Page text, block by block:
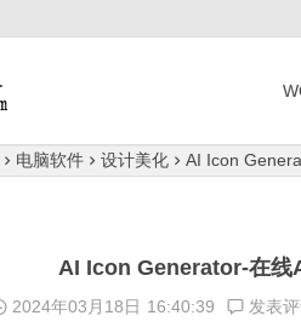
电脑软件 设计美化 AI Icon
AI Icon Generator-在线
2024年03月18日 16:40:39 发表